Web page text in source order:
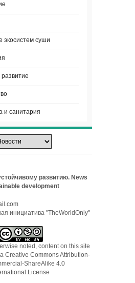
экосистем суши
и санитария
развитию. News
development
инициатива "TheWorldOnly"
noted, content on this site
Creative Commons Attribution-
ShareAlike 4.0
License